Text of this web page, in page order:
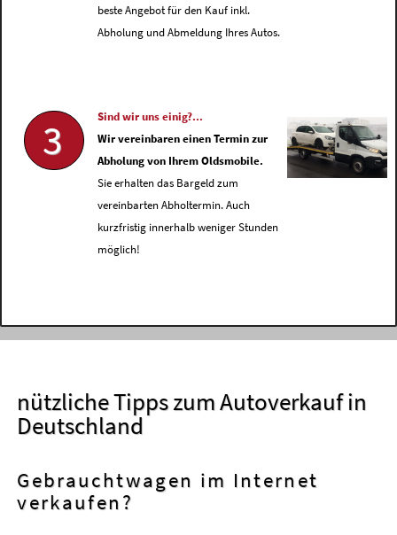
beste Angebot für den Kauf inkl.
Abholung und Abmeldung Ihres Autos.
3
Sind wir uns einig?...
Wir vereinbaren einen Termin zur
Abholung von Ihrem Oldsmobile.
Sie erhalten das Bargeld zum
vereinbarten Abholtermin. Auch
kurzfristig innerhalb weniger Stunden
möglich!
nützliche Tipps zum Autoverkauf in
Deutschland
Gebrauchtwagen im Internet
verkaufen?